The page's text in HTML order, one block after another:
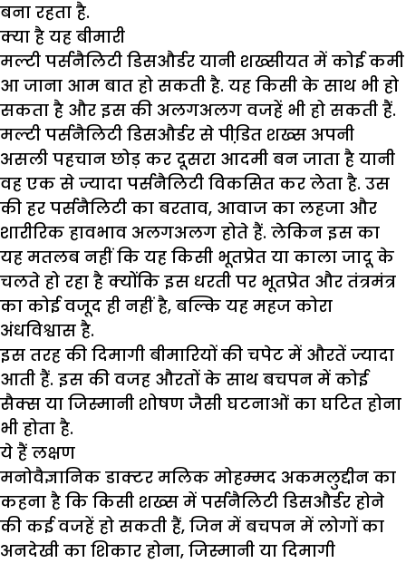
बना रहता है.
क्या है यह बीमारी
मल्टी पर्सनैलिटी डिसऔर्डर यानी शख्सीयत में कोई कमी
आ जाना आम बात हो सकती है. यह किसी के साथ भी हो
सकता है और इस की अलगअलग वजहें भी हो सकती हैं.
मल्टी पर्सनैलिटी डिसऔर्डर से पीडि़त शख्स अपनी
असली पहचान छोड़ कर दूसरा आदमी बन जाता है यानी
वह एक से ज्यादा पर्सनैलिटी विकसित कर लेता है. उस
की हर पर्सनैलिटी का बरताव, आवाज का लहजा और
शारीरिक हावभाव अलगअलग होते हैं. लेकिन इस का
यह मतलब नहीं कि यह किसी भूतप्रेत या काला जादू के
चलते हो रहा है क्योंकि इस धरती पर भूतप्रेत और तंत्रमंत्र
का कोई वजूद ही नहीं है, बल्कि यह महज कोरा
अंधविश्वास है.
इस तरह की दिमागी बीमारियों की चपेट में औरतें ज्यादा
आती हैं. इस की वजह औरतों के साथ बचपन में कोई
सैक्स या जिस्मानी शोषण जैसी घटनाओं का घटित होना
भी होता है.
ये हैं लक्षण
मनोवैज्ञानिक डाक्टर मलिक मोहम्मद अकमलुद्दीन का
कहना है कि किसी शख्स में पर्सनैलिटी डिसऔर्डर होने
की कई वजहें हो सकती हैं, जिन में बचपन में लोगों का
अनदेखी का शिकार होना, जिस्मानी या दिमागी